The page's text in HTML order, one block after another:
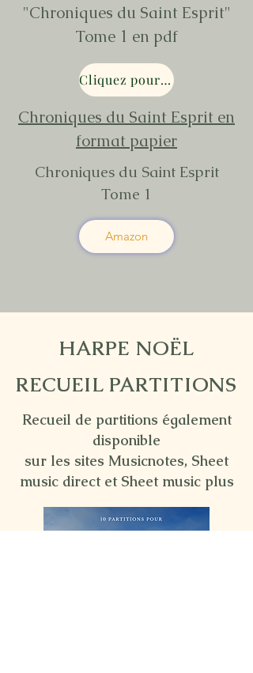
"Chroniques du Saint Esprit"
Tome 1 en pdf
Cliquez pour recevoir l'Ebook Chroniques du Saint Esprit
Chroniques du Saint Esprit en
format papier
Chroniques du Saint Esprit
Tome 1
Amazon
HARPE NOËL
RECUEIL PARTITIONS
Recueil de partitions également
disponible
sur les sites Musicnotes, Sheet
music direct et Sheet music plus